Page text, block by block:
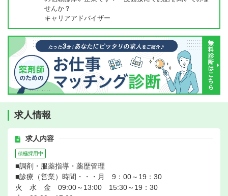
せんか？
キャリアアドバイザー
求人情報
求人内容
積極採用中
■調剤・服薬指導・薬歴管理
■診療（営業）時間・・・月 9：00～19：30
火 水 金 09:00～13:00 15:30～19：30